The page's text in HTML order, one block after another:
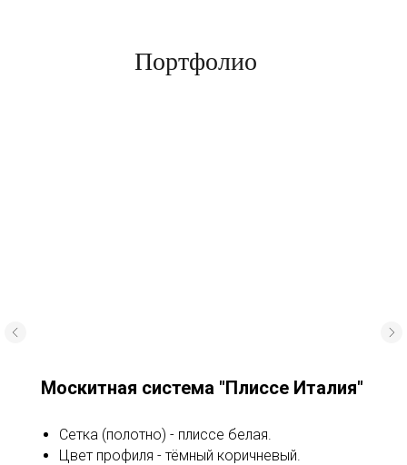
Портфолио
Москитная система "Плиссе Италия"
Сетка (полотно) - плиссе белая.
Цвет профиля - тёмный коричневый.